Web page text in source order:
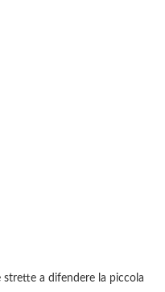
strette a difendere la piccola